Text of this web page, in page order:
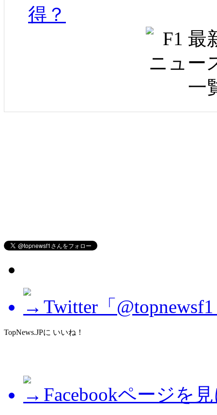
得？
Twitter「
TopNews.JPに いいね！
Facebookページを